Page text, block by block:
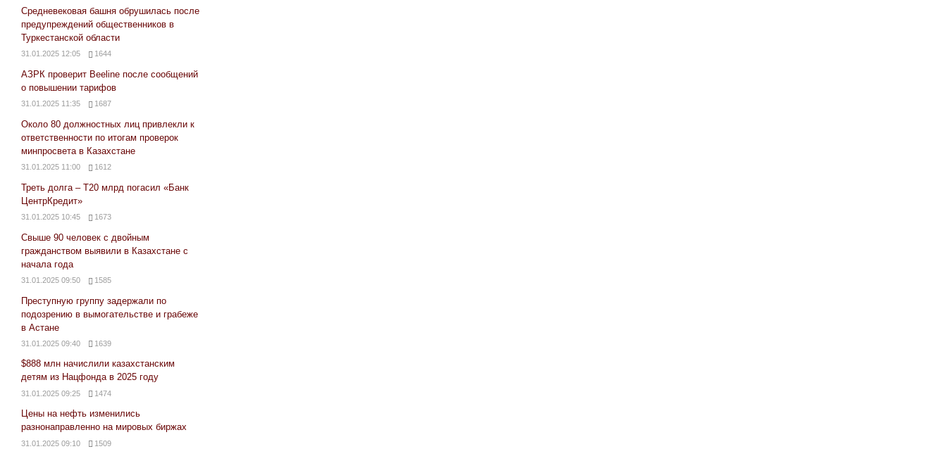
Средневековая башня обрушилась после
предупреждений общественников в
Туркестанской области
31.01.2025 12:05 1644
АЗРК проверит Beeline после сообщений
о повышении тарифов
31.01.2025 11:35 1687
Около 80 должностных лиц привлекли к
ответственности по итогам проверок
минпросвета в Казахстане
31.01.2025 11:00 1612
Треть долга – Т20 млрд погасил «Банк
ЦентрКредит»
31.01.2025 10:45 1673
Свыше 90 человек с двойным
гражданством выявили в Казахстане с
начала года
31.01.2025 09:50 1585
Преступную группу задержали по
подозрению в вымогательстве и грабеже
в Астане
31.01.2025 09:40 1639
$888 млн начислили казахстанским
детям из Нацфонда в 2025 году
31.01.2025 09:25 1474
Цены на нефть изменились
разнонаправленно на мировых биржах
31.01.2025 09:10 1509